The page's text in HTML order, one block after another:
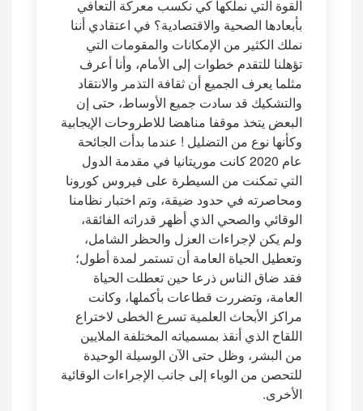
القوة التي نملكها كي نكسب معركة التعافي
بأبعادها الصحية والاقتصادية؟ في اعتقادي أننا
نملك الكثير من الإمكانات والمقومات التي
تؤهلنا للتقدم خطوات إلى الأمام، وأنا أعرف
مثلما يعرف الجميع أن ثقافة التذمر والانتقاد
والتشكيك قد سادت جميع الأوساط، حتى إن
البعض يتخذ موقفا مناهضا للاطروحات الإيجابية
وكأنها نوع من التضليل ! عندما بدأت الجائحة
عام 2020 كانت موريتانيا في مقدمة الدول
التي تمكنت من السيطرة على فيروس كورونا
ومحاصرته في حدود ضيقة، وتم اختبار نظامنا
الوقائي والصحي الذي أظهر قدراته الفائقة،
ولم يكن لإجراءات العزل والحظر الشامل،
وتعطيل الحياة العامة أن تستمر لمدة أطول؛
فقد ضاق الناس ذرعا حين تعطلت الحياة
العامة، وتضررت قطاعات بأكملها، وكانت
مراكز الأبحاث العلمية تسرع الخطى لاختراع
اللقاح الذي أنقذ بمسمياته المختلفة الملايين
من البشر، وظل حتى الآن الوسيلة الوحيدة
للتحصن من الوباء إلى جانب الإجراءات الوقائية
الأخرى.